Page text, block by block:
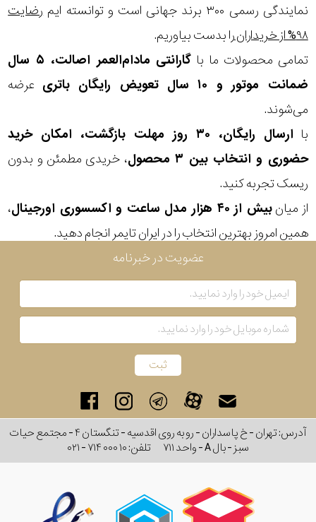
نمایندگی رسمی ۳۰۰ برند جهانی است و توانسته ایم
رضایت
۹۸% از خریداران
را بدست بیاوریم.
تمامی محصولات ما با
گارانتی مادام‌العمر اصالت، ۵ سال
ضمانت موتور و ۱۰ سال تعویض رایگان باتری
عرضه
می‌شوند.
با
ارسال رایگان، ۳۰ روز مهلت بازگشت، امکان خرید
حضوری و انتخاب بین ۳ محصول
، خریدی مطمئن و بدون
ریسک تجربه کنید.
از میانبیش از ۴۰ هزار مدل ساعت و اکسسوری اورجینال
،
همین امروز بهترین انتخاب را در ایران تایمر انجام دهید.
عضویت در خبرنامه
آدرس: تهران - خ پاسداران - رو به روی اقدسیه - تنگستان ۴ - مجتمع حیات
سبز - بال A - واحد ۷۱۱
تلفن:۰۲۱ - ۷۱۴ ۰۰۰ ۱۰